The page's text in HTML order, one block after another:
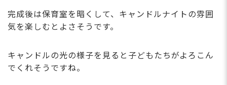
完成後は保育室を暗くして、キャンドルナイトの雰囲
気を楽しむとよさそうです。
キャンドルの光の様子を見ると子どもたちがよろこん
でくれそうですね。